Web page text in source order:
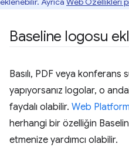
Baseline logosu
Basılı, PDF veya konferans
yapıyorsanız logolar, o
faydalı olabilir. Web
herhangi bir özelliğin
etmenize yardımcı olabilir.